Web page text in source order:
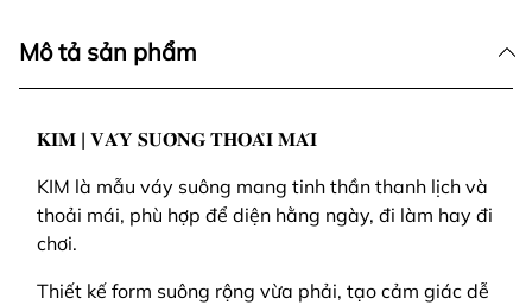
Mô tả sản phẩm
𝐊𝐈𝐌 | 𝐕𝐀́𝐘 𝐒𝐔𝐎̂𝐍𝐆 𝐓𝐇𝐎𝐀̉𝐈 𝐌𝐀́𝐈
KIM là mẫu váy suông mang tinh thần thanh lịch và
thoải mái, phù hợp để diện hằng ngày, đi làm hay đi
chơi.
Thiết kế form suông rộng vừa phải, tạo cảm giác dễ